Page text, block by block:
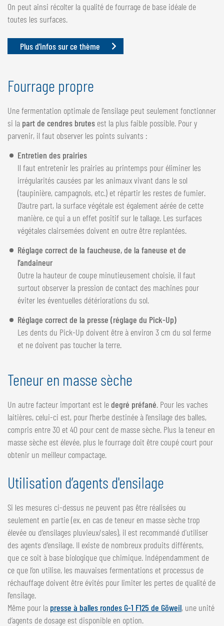
On peut ainsi récolter la qualité de fourrage de base idéale de
toutes les surfaces.
Plus d'infos sur ce thème
Fourrage propre
Une fermentation optimale de l’ensilage peut seulement fonctionner
si la part de cendres brutes est la plus faible possible. Pour y
parvenir, il faut observer les points suivants :
Entretien des prairies
Il faut entretenir les prairies au printemps pour éliminer les
irrégularités causées par les animaux vivant dans le sol
(taupinière, campagnols, etc.) et répartir les restes de fumier.
D’autre part, la surface végétale est également aérée de cette
manière, ce qui a un effet positif sur le tallage. Les surfaces
végétales clairsemées doivent en outre être replantées.
Réglage correct de la faucheuse, de la faneuse et de
l’andaineur
Outre la hauteur de coupe minutieusement choisie, il faut
surtout observer la pression de contact des machines pour
éviter les éventuelles détériorations du sol.
Réglage correct de la presse (réglage du Pick-Up)
Les dents du Pick-Up doivent être à environ 3 cm du sol ferme
et ne doivent pas toucher la terre.
Teneur en masse sèche
Un autre facteur important est ledegré préfané. Pour les vaches
laitières, celui-ci est, pour l’herbe destinée à l’ensilage des balles,
compris entre 30 et 40 pour cent de masse sèche. Plus la teneur en
masse sèche est élevée, plus le fourrage doit être coupé court pour
obtenir un meilleur compactage.
Utilisation d’agents d'ensilage
Si les mesures ci-dessus ne peuvent pas être réalisées ou
seulement en partie (ex. en cas de teneur en masse sèche trop
élevée ou d’ensilages pluvieux/sales), il est recommandé d'utiliser
des agents d’ensilage. Il existe de nombreux produits différents,
que ce soit à base biologique que chimique. Indépendamment de
ce que l’on utilise, les mauvaises fermentations et processus de
réchauffage doivent être évités pour limiter les pertes de qualité de
l’ensilage.
Même pour la presse à balles rondes G-1 F125 de Göweil, une unité
d’agents de dosage est disponible en option.